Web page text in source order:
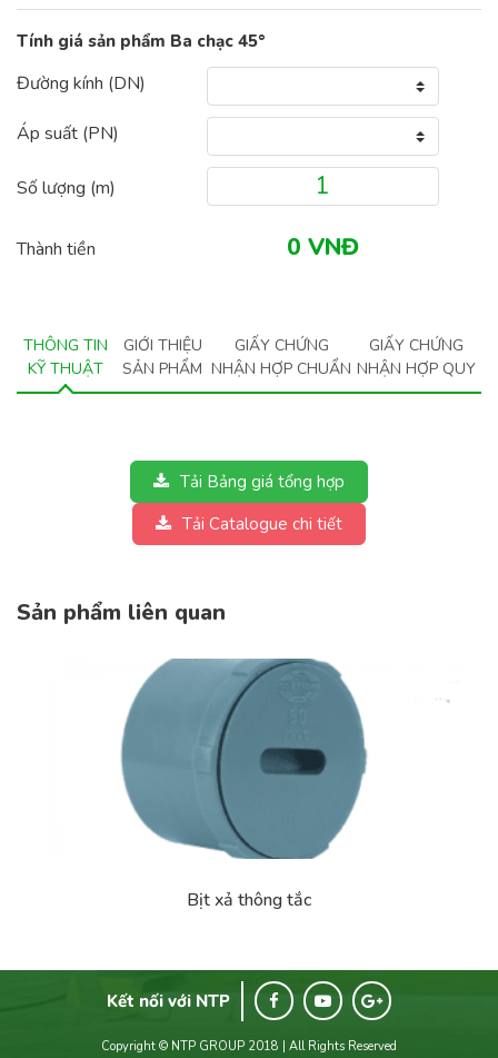
Tính giá sản phẩm Ba chạc 45°
Đường kính (DN)
Áp suất (PN)
Số lượng (m)
Thành tiền
THÔNG TIN
KỸ THUẬT
GIỚI THIỆU
SẢN PHẨM
GIẤY CHỨNG
NHẬN HỢP CHUẨN
GIẤY CHỨNG
NHẬN HỢP QUY
Tải Bảng giá tổng hợp
Tải Catalogue chi tiết
Sản phẩm liên quan
Bịt xả thông tắc
Kết nối với NTP
Copyright © NTP GROUP 2018 | All Rights Reserved